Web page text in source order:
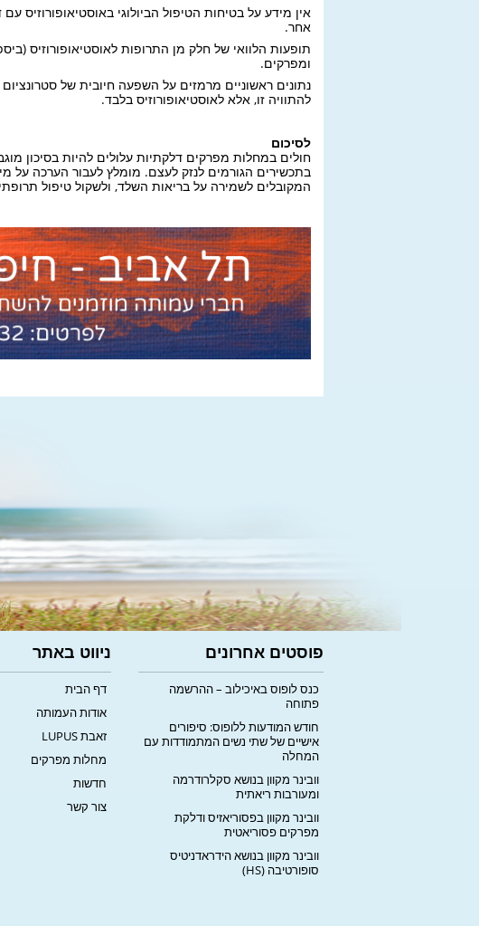
אין מידע על בטיחות הטיפול הביולוגי באוסטיאופורוזיס
אחר.
תופעות הלוואי של חלק מן התרופות לאוסטיאופורוזיס
ומפרקים.
נתונים ראשוניים מרמזים על השפעה חיובית של
להתוויה זו, אלא לאוסטיאופורוזיס בלבד.
לסיכום
חולים במחלות מפרקים דלקתיות עלולים להיות בסיכון
בתכשירים הגורמים לנזק לעצם. מומלץ לעבור הערכה על
המקובלים לשמירה על בריאות השלד, ולשקול טיפול
פוסטים אחרונים
כנס לופוס באיכילוב – ההרשמה
פתוחה
חודש המודעות ללופוס: סיפורים
אישיים של שתי נשים המתמודדות עם
המחלה
וובינר מקוון בנושא סקלרודרמה
ומעורבות ריאתית
וובינר מקוון בפסוריאזיס ודלקת
מפרקים פסוריאטית
וובינר מקוון בנושא הידראדניטיס
סופורטיבה (HS)
ניווט באתר
דף הבית
אודות העמותה
זאבת LUPUS
מחלות מפרקים
חדשות
צור קשר